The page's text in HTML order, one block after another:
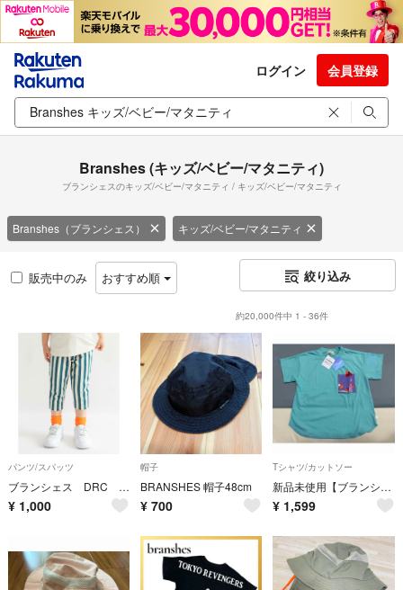
ログイン 会員登録
Branshes (キッズ/ベビー/マタニティ)
ブランシェスのキッズ/ベビー/マタニティ / キッズ/ベビー/マタニティ
Branshes（ブランシェス） キッズ/ベビー/マタニティ
販売中のみ おすすめ順 絞り込み
約20,000件中 1 - 36件
パンツ/スパッツ
ブランシェス DRC カットソー7分丈パンツ ゆったりサイズ グリーンストライプ
¥ 1,000
帽子
BRANSHES 帽子48cm
¥ 700
Tシャツ/カットソー
新品未使用【ブランシェス×ディズニー】セバスチャン 半袖Tシャツ キッズ 120
¥ 1,599